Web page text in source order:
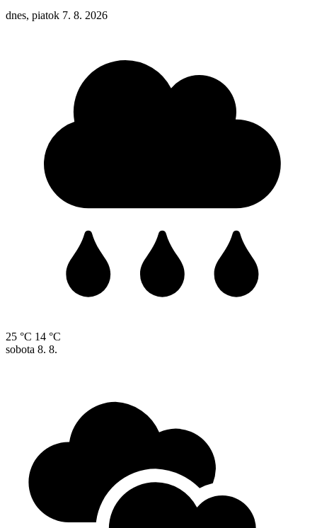
dnes, piatok 7. 8. 2026
25 °C 14 °C
sobota 8. 8.